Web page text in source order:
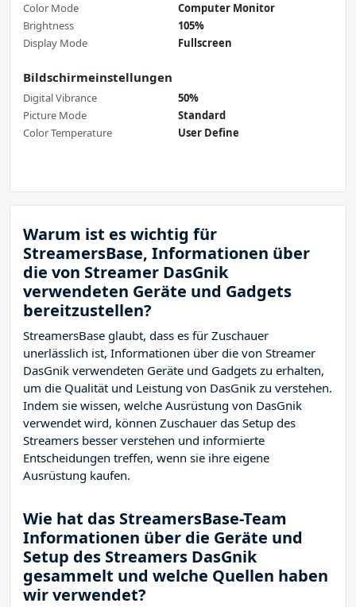
Color Mode
Computer Monitor
Brightness
105%
Display Mode
Fullscreen
Bildschirmeinstellungen
Digital Vibrance
50%
Picture Mode
Standard
Color Temperature
User Define
Warum ist es wichtig für
StreamersBase, Informationen über
die von Streamer DasGnik
verwendeten Geräte und Gadgets
bereitzustellen?
StreamersBase glaubt, dass es für Zuschauer
unerlässlich ist, Informationen über die von Streamer
DasGnik verwendeten Geräte und Gadgets zu erhalten,
um die Qualität und Leistung von DasGnik zu verstehen.
Indem sie wissen, welche Ausrüstung von DasGnik
verwendet wird, können Zuschauer das Setup des
Streamers besser verstehen und informierte
Entscheidungen treffen, wenn sie ihre eigene
Ausrüstung kaufen.
Wie hat das StreamersBase-Team
Informationen über die Geräte und
Setup des Streamers DasGnik
gesammelt und welche Quellen haben
wir verwendet?